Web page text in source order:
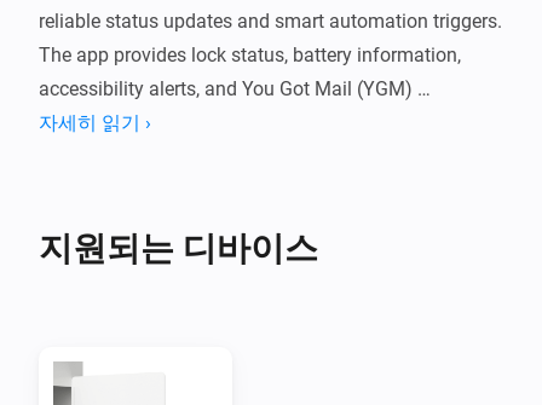
reliable status updates and smart automation triggers.
The app provides lock status, battery information,
accessibility alerts, and You Got Mail (YGM)
notifications directly from the InsideTheBox cloud.
Live lock status and battery monitoring
자세히 읽기 ›
지원되는 디바이스